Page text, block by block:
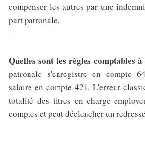
compenser les autres par une
part patronale.
Quelles sont les règles comptables
patronale s'enregistre en compte
salaire en compte 421. L'erreur
totalité des titres en charge
comptes et peut déclencher un